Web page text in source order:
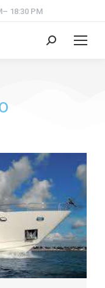
18:30 PM